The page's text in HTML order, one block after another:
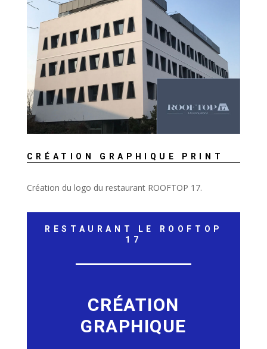
CRÉATION GRAPHIQUE PRINT
Création du logo du restaurant ROOFTOP 17.
RESTAURANT LE ROOFTOP
17
CRÉATION
GRAPHIQUE